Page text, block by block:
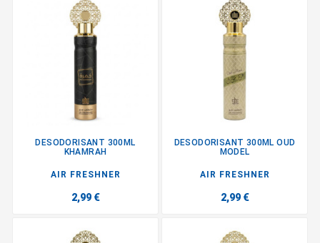
DESODORISANT 300ML
KHAMRAH
AIR FRESHNER
2,99 €
DESODORISANT 300ML OUD
MODEL
AIR FRESHNER
2,99 €